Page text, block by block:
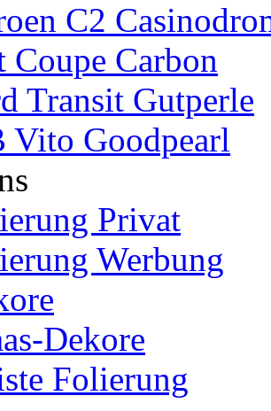
C2
Coupe Carbon
Transit Gutperle
Vito Goodpearl
Privat
Werbung
Dekore
Folierung